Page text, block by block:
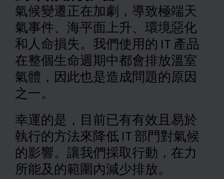
搜索
中文 (繁體)
氣候變遷正在加劇，導致極端天
氣事件、海平面上升、環境惡化
和人命損失。我們使用的 IT 產品
在整個生命週期中都會排放溫室
氣體，因此也是造成問題的原因
之一。
幸運的是，目前已有有效且易於
執行的方法來降低 IT 部門對氣候
的影響。讓我們採取行動，在力
所能及的範圍內減少排放。